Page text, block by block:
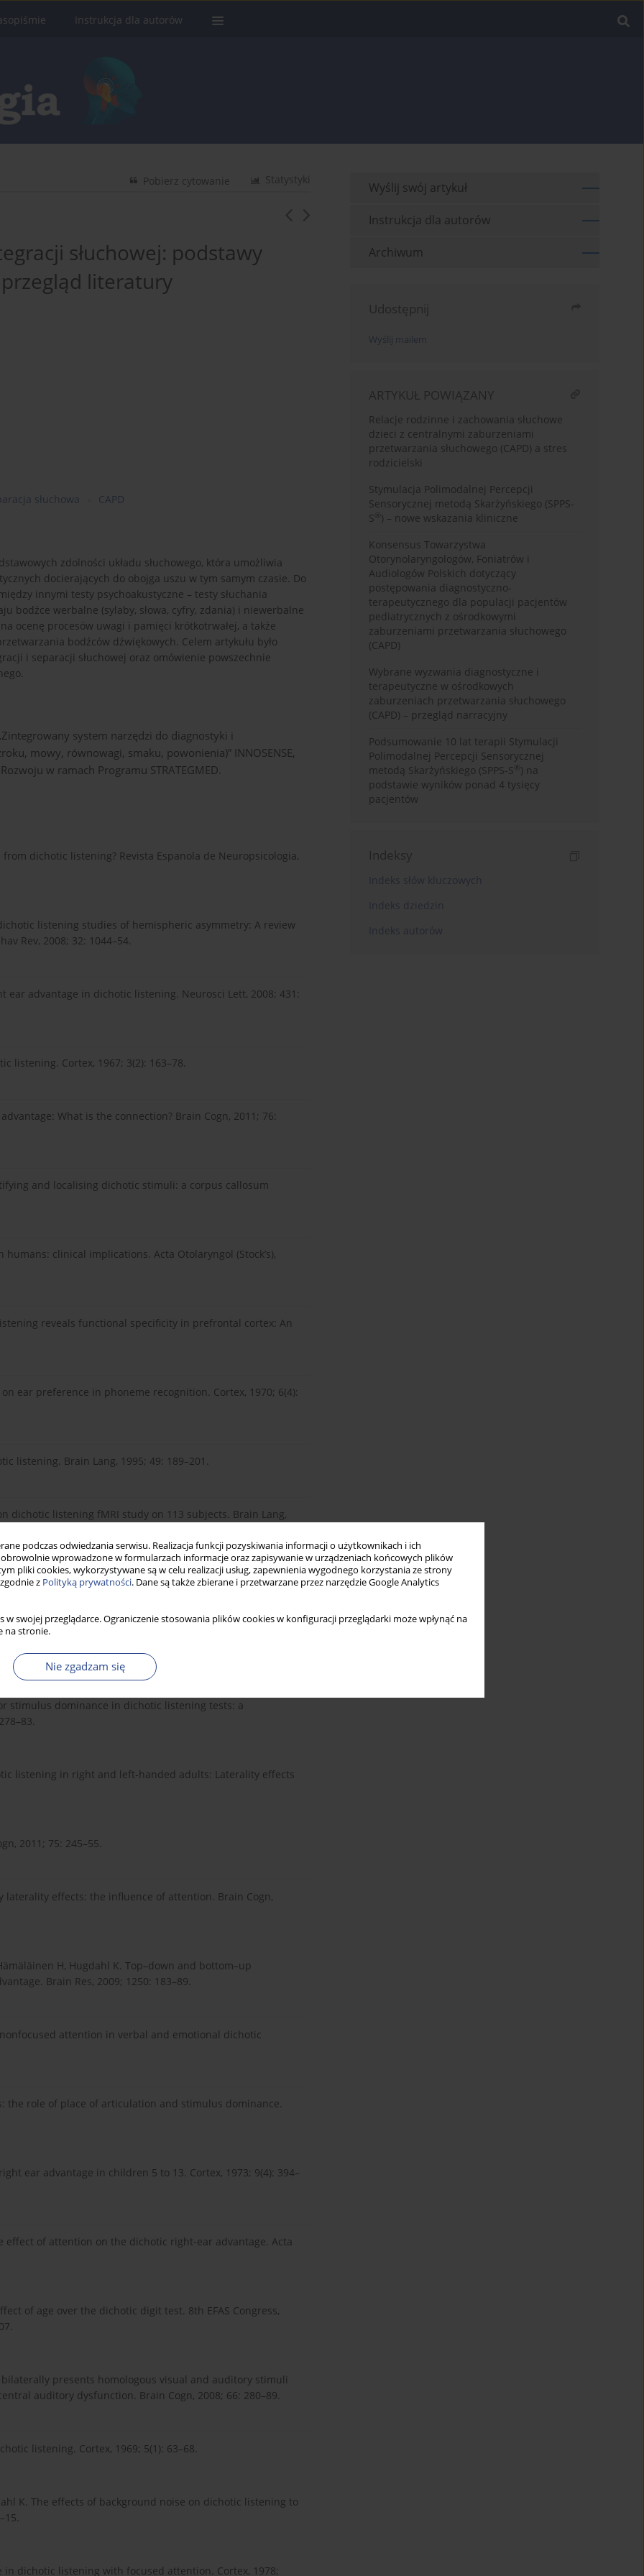
podczas odwiedzania serwisu. Realizacja funkcji pozyskiwania informacji o użytkownikach i ich
wprowadzone w formularzach informacje oraz zapisywanie w urządzeniach końcowych plików
pliki cookies, wykorzystywane są w celu realizacji usług, zapewnienia wygodnego korzystania ze strony
z Polityką prywatności. Dane są także zbierane i przetwarzane przez narzędzie Google Analytics
w swojej przeglądarce. Ograniczenie stosowania plików cookies w konfiguracji przeglądarki może wpłynąć na
na stronie.
Nie zgadzam się
Instrukcja dla autorów
Statystyki
Pobierz cytowanie
słuchowej: podstawy
literatury
słuchowa CAPD
zdolności układu słuchowego, która umożliwia
docierających do obojga uszu w tym samym czasie. Do
innymi testy psychoakustyczne – testy słuchania
bodźce werbalne (sylaby, słowa, cyfry, zdania) i niewerbalne
ocenę procesów uwagi i pamięci krótkotrwałej, a także
bodźców dźwiękowych. Celem artykułu było
i separacji słuchowej oraz omówienie powszechnie
system narzędzi do diagnostyki i
mowy, równowagi, smaku, powonienia)” INNOSENSE,
w ramach Programu STRATEGMED.
dichotic listening? Revista Espanola de Neuropsicologia,
listening studies of hemispheric asymmetry: A review
Rev, 2008; 32: 1044–54.
advantage in dichotic listening. Neurosci Lett, 2008; 431:
listening. Cortex, 1967; 3(2): 163–78.
What is the connection? Brain Cogn, 2011; 76:
and localising dichotic stimuli: a corpus callosum
clinical implications. Acta Otolaryngol (Stock’s),
reveals functional specificity in prefrontal cortex: An
ear preference in phoneme recognition. Cortex, 1970; 6(4):
listening. Brain Lang, 1995; 49: 189–201.
dichotic listening fMRI study on 113 subjects. Brain Lang,
for the consonant-vowel dichotic listening test with and
2000; 22(6): 793–803.
językowej. Audiofonologia, 2002; 21: 179–86.
stimulus dominance in dichotic listening tests: a
listening in right and left-handed adults: Laterality effects
2011; 75: 245–55.
laterality effects: the influence of attention. Brain Cogn,
H, Hugdahl K. Top–down and bottom–up
Brain Res, 2009; 1250: 183–89.
nonfocused attention in verbal and emotional dichotic
the role of place of articulation and stimulus dominance.
ear advantage in children 5 to 13. Cortex, 1973; 9(4): 394–
effect of attention on the dichotic right-ear advantage. Acta
of age over the dichotic digit test. 8th EFAS Congress,
bilaterally presents homologous visual and auditory stimuli
auditory dysfunction. Brain Cogn, 2008; 66: 280–89.
listening. Cortex, 1969; 5(1): 63–68.
K. The effects of background noise on dichotic listening to
dichotic listening with focused attention. Cortex, 1978;
Wyślij swój artykuł
Instrukcja dla autorów
Archiwum
Udostępnij
Wyślij mailem
ARTYKUŁ POWIĄZANY
Relacje rodzinne i zachowania słuchowe
dzieci z centralnymi zaburzeniami
przetwarzania słuchowego (CAPD) a stres
rodzicielski
Stymulacja Polimodalnej Percepcji
Sensorycznej metodą Skarżyńskiego (SPPS-
S ® ) – nowe wskazania kliniczne
Konsensus Towarzystwa
Otorynolaryngologów, Foniatrów i
Audiologów Polskich dotyczący
postępowania diagnostyczno-
terapeutycznego dla populacji pacjentów
pediatrycznych z ośrodkowymi
zaburzeniami przetwarzania słuchowego
(CAPD)
Wybrane wyzwania diagnostyczne i
terapeutyczne w ośrodkowych
zaburzeniach przetwarzania słuchowego
(CAPD) – przegląd narracyjny
Podsumowanie 10 lat terapii Stymulacji
Polimodalnej Percepcji Sensorycznej
metodą Skarżyńskiego (SPPS-S ® ) na
podstawie wyników ponad 4 tysięcy
pacjentów
Indeksy
Indeks słów kluczowych
Indeks dziedzin
Indeks autorów